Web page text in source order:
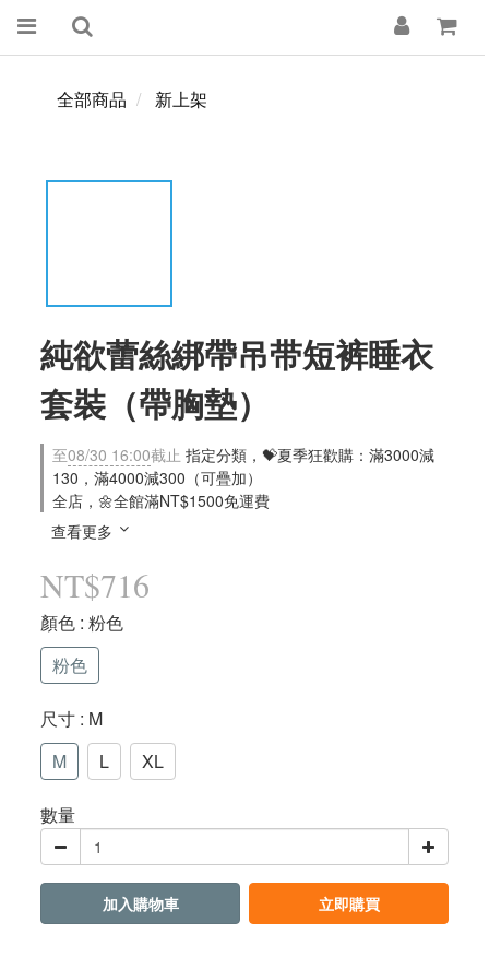
全部商品 新上架
純欲蕾絲綁帶吊带短裤睡衣
套裝（帶胸墊）
至08/30 16:00截止 指定分類，💝夏季狂歡購：滿3000減
130，滿4000減300（可疊加）
全店，🌼全館滿NT$1500免運費
查看更多
NT$716
顏色 : 粉色
粉色
尺寸 : M
M
L XL
數量
加入購物車 立即購買